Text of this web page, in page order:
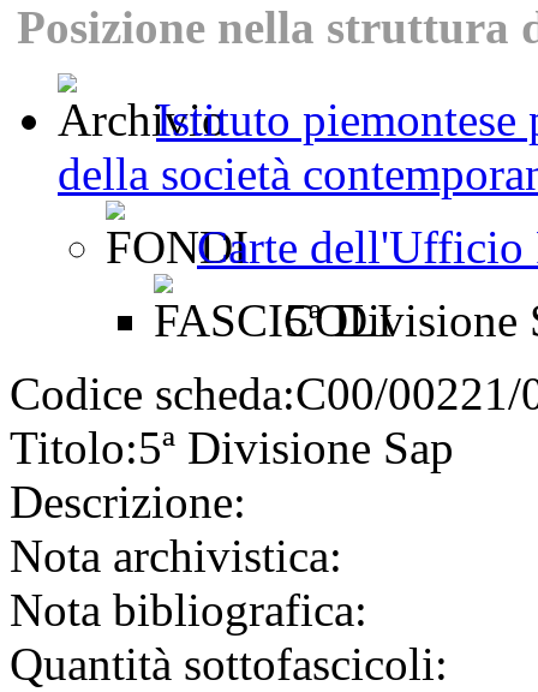
Posizione nella struttura
Istituto piemontese
della società
Carte dell'Ufficio
5ª Divisione
Codice scheda:C00/00221/
Titolo:5ª Divisione Sap
Descrizione:
Nota archivistica:
Nota bibliografica:
Quantità sottofascicoli: